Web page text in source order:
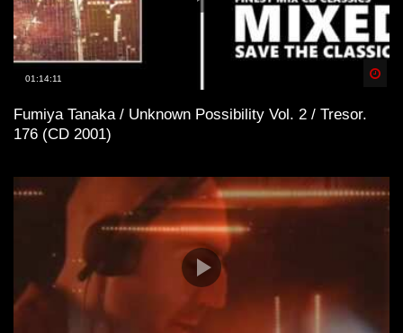
01:14:11
Fumiya Tanaka / Unknown Possibility Vol. 2 / Tresor.
176 (CD 2001)